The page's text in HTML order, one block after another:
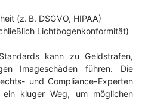
(z. B. DSGVO, HIPAA)
Lichtbogenkonformität)
kann zu Geldstrafen,
Imageschäden führen. Die
und Compliance-Experten
kluger Weg, um möglichen